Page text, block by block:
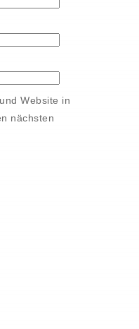
Website in
nächsten